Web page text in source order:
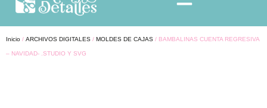
Inicio / ARCHIVOS DIGITALES / MOLDES DE CAJAS / BAMBALINAS CUENTA REGRESIVA
– NAVIDAD- .STUDIO Y SVG